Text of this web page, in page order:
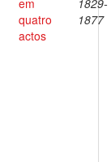
em
quatro
actos
1829-
1877